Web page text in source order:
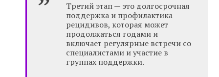
Третий этап — это долгосрочная
поддержка и профилактика
рецидивов, которая может
продолжаться годами и
включает регулярные встречи со
специалистами и участие в
группах поддержки.